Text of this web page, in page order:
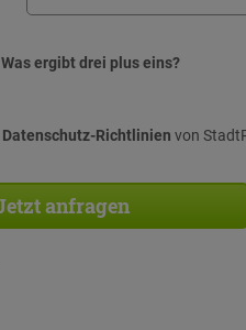
Was ergibt drei plus eins?
Datenschutz-Richtlinien von